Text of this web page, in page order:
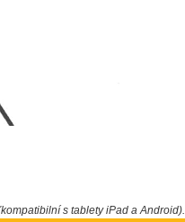
s tablety iPad a Android).